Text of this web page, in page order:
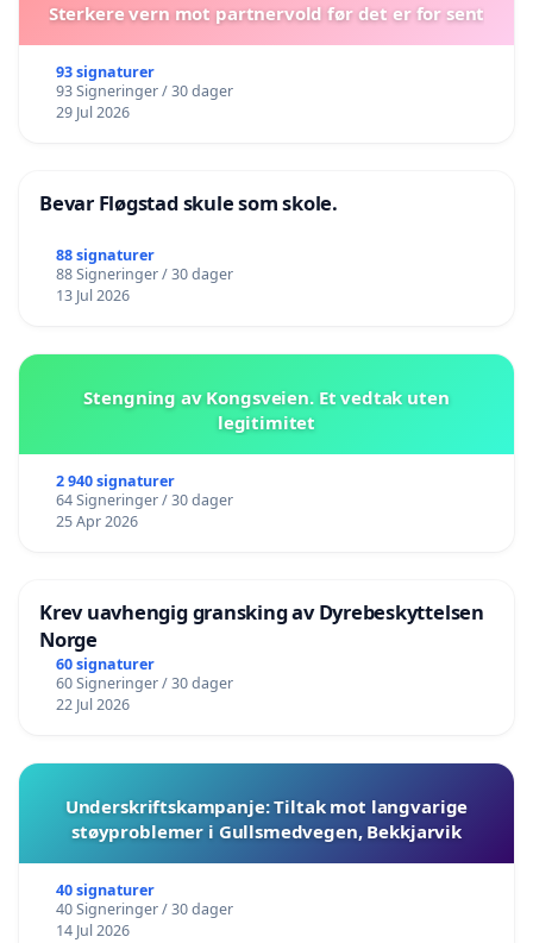
Sterkere vern mot partnervold før det er for sent
93 signaturer
93 Signeringer / 30 dager
29 Jul 2026
Bevar Fløgstad skule som skole.
88 signaturer
88 Signeringer / 30 dager
13 Jul 2026
Stengning av Kongsveien. Et vedtak uten
legitimitet
2 940 signaturer
64 Signeringer / 30 dager
25 Apr 2026
Krev uavhengig gransking av Dyrebeskyttelsen
Norge
60 signaturer
60 Signeringer / 30 dager
22 Jul 2026
Underskriftskampanje: Tiltak mot langvarige
støyproblemer i Gullsmedvegen, Bekkjarvik
40 signaturer
40 Signeringer / 30 dager
14 Jul 2026